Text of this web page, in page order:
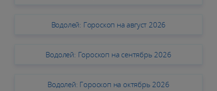
Водолей: Гороскоп на август 2026
Водолей: Гороскоп на сентябрь 2026
Водолей: Гороскоп на октябрь 2026